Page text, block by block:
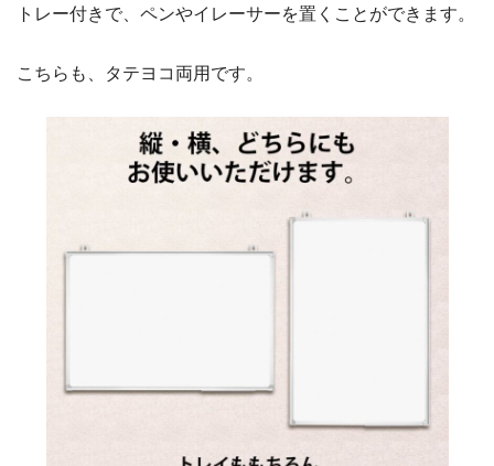
トレー付きで、ペンやイレーサーを置くことができます。
こちらも、タテヨコ両用です。